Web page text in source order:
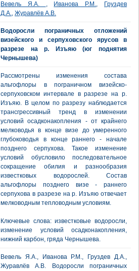
Вевель Я.А. , Иванова Р.М.,
Груздев
Д.А., Журавлёв А.В.
Водоросли пограничных отложений
визейского и серпуховского ярусов в
разрезе на р. Изъяю (юг поднятия
Чернышева)
Рассмотрены изменения состава
альгофлоры в пограничном визейско-
серпуховском интервале в разрезе на р.
Изъяю. В целом по разрезу наблюдается
трансгрессивный тренд в изменении
условий осадконакопления - от крайнего
мелководья в конце визе до умеренного
глубоководья в конце раннего - начале
позднего серпухова. Такое изменение
условий обусловило последовательное
сокращение обилия и разнообразия
известковых водорослей. Состав
альгофлоры позднего визе - раннего
серпухова в разрезе на р. Изъяю отвечает
мелководным тепловодным условиям.
Ключевые слова: известковые водоросли,
изменение условий осадконакопления,
нижний карбон, гряда Чернышева.
Вевель Я.А., Иванова Р.М., Груздев Д.А.,
Журавлёв А.В. Водоросли пограничных